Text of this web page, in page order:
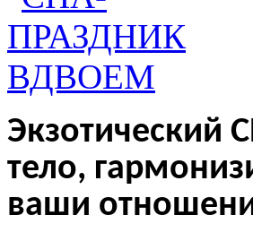
Экзотический
тело,
ваши